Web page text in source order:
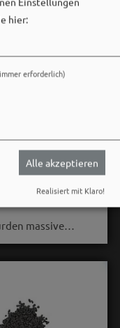
Seeweiher**
Gründen der
massive…
hier:
erforderlich)
Alle akzeptieren
Realisiert mit Klaro!